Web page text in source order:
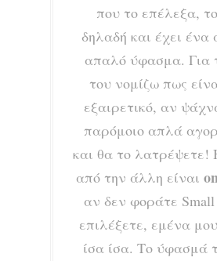
που το επέλεξα,
δηλαδή και έχει ένα
απαλό ύφασμα. Για
του νομίζω πως
εξαιρετικό, αν
παρόμοιο απλά
και θα το λατρέψετε!
από την άλλη είναι
αν δεν φοράτε
επιλέξετε, εμένα
ίσα ίσα. Το ύφασμά